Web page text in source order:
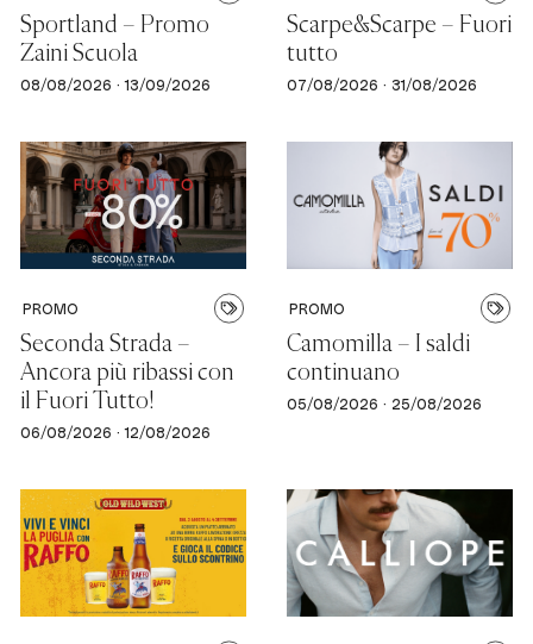
Sportland – Promo
Zaini Scuola
08/08/2026 · 13/09/2026
Scarpe&Scarpe – Fuori
tutto
07/08/2026 · 31/08/2026
PROMO
Seconda Strada –
Ancora più ribassi con
il Fuori Tutto!
06/08/2026 · 12/08/2026
PROMO
Camomilla – I saldi
continuano
05/08/2026 · 25/08/2026